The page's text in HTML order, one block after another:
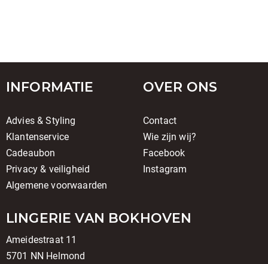
INFORMATIE
Advies & Styling
Klantenservice
Cadeaubon
Privacy & veiligheid
Algemene voorwaarden
OVER ONS
Contact
Wie zijn wij?
Facebook
Instagram
LINGERIE VAN BOKHOVEN
Ameidestraat 11
5701 NN Helmond